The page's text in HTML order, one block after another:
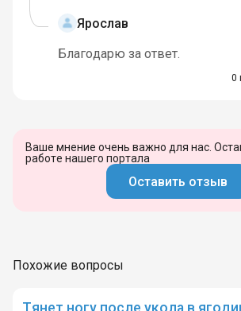
Ярослав
Благодарю за ответ.
0
Ваше мнение очень важно для нас.
работе нашего портала
Оставить отзыв
Похожие вопросы